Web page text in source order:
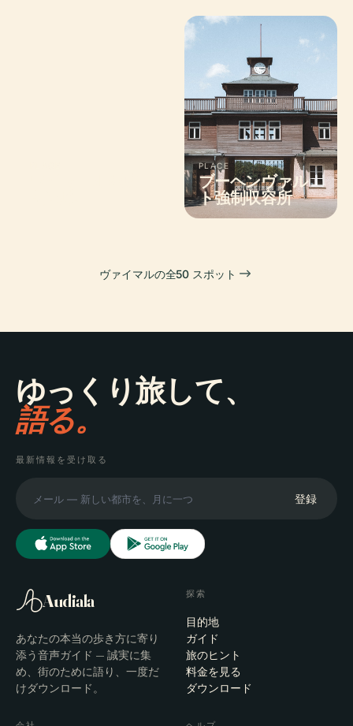
PLACE
ブーヘンヴァル
ト強制収容所
ヴァイマルの全50 スポット
ゆっくり旅して、
語る。
最新情報を受け取る
登録
Audiala
あなたの本当の歩き方に寄り
添う音声ガイド — 誠実に集
め、街のために語り、一度だ
けダウンロード。
探索
目的地
ガイド
旅のヒント
料金を見る
ダウンロード